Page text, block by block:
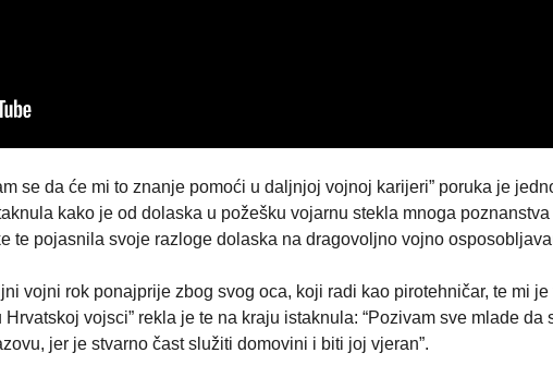
se da će mi to znanje pomoći u daljnjoj vojnoj karijeri” poruka je
kako je od dolaska u požešku vojarnu stekla mnoga poznanstva
te pojasnila svoje razloge dolaska na dragovoljno vojno
vojni rok ponajprije zbog svog oca, koji radi kao pirotehničar, te mi je
vojsci” rekla je te na kraju istaknula: “Pozivam sve mlade da
jer je stvarno čast služiti domovini i biti joj vjeran”.